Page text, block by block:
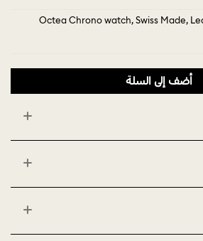
Octea Chrono watch, Swiss Made,
أضف إلى السلة